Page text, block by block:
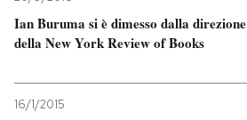
Ian Buruma si è dimesso dalla direzione
della New York Review of Books
16/1/2015